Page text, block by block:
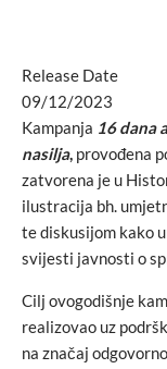
Release Date
09/12/2023
Kampanja 16 dana
nasilja, provođena
zatvorena je u
ilustracija bh.
te diskusijom kako
svijesti javnosti o
Cilj ovogodišnje
realizovao uz
na značaj